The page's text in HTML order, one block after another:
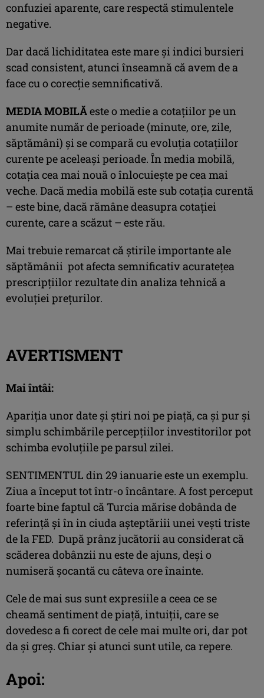
confuziei aparente, care respectă stimulentele
negative.
Dar dacă lichiditatea este mare şi indici bursieri
scad consistent, atunci înseamnă că avem de a
face cu o corecţie semnificativă.
MEDIA MOBILĂeste o medie a cotațiilor pe un
anumite număr de perioade (minute, ore, zile,
săptămâni) și se compară cu evoluția cotațiilor
curente pe aceleași perioade. În media mobilă,
cotația cea mai nouă o înlocuiește pe cea mai
veche. Dacă media mobilă este sub cotația curentă
– este bine, dacă rămâne deasupra cotaţiei
curente, care a scăzut – este rău.
Mai trebuie remarcat că știrile importante ale
săptămânii pot afecta semnificativ acuratețea
prescripțiilor rezultate din analiza tehnică a
evoluției prețurilor.
AVERTISMENT
Mai întâi:
Apariţia unor date şi ştiri noi pe piaţă, ca şi pur şi
simplu schimbările percepţiilor investitorilor pot
schimba evoluţiile pe parsul zilei.
SENTIMENTUL din 29 ianuarie este un exemplu.
Ziua a început tot într-o încântare. A fost perceput
foarte bine faptul că Turcia mărise dobânda de
referinţă şi în in ciuda aşteptăriii unei veşti triste
de la FED. După prânz jucătorii au considerat că
scăderea dobânzii nu este de ajuns, deşi o
numiseră şocantă cu câteva ore înainte.
Cele de mai sus sunt expresiile a ceea ce se
cheamă sentiment de piaţă, intuiţii, care se
dovedesc a fi corect de cele mai multe ori, dar pot
da şi greş. Chiar şi atunci sunt utile, ca repere.
Apoi: